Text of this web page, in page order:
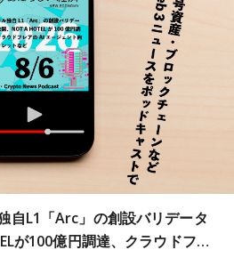
自L1「Arc」の創設バリデータ
が100億円調達、クラウドフ…